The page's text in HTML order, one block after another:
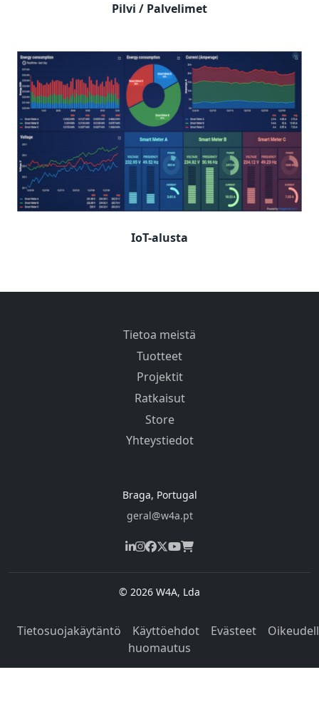
Pilvi / Palvelimet
IoT-alusta
Tietoa meistä
Tuotteet
Projektit
Ratkaisut
Store
Yhteystiedot
Braga, Portugal
geral@w4a.pt
© 2026 W4A, Lda
Tietosuojakäytäntö Käyttöehdot Evästeet
huomautus